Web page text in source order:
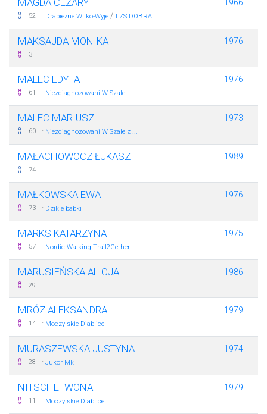
MAGDA CEZARY
52 · Drapieżne Wilko-Wyje / LZS DOBRA
1966
MAKSAJDA MONIKA
3
1976
MALEC EDYTA
61 · Niezdiagnozowani W Szale
1976
MALEC MARIUSZ
60 · Niezdiagnozowani W Szale z ...
1973
MAŁACHOWOCZ ŁUKASZ
74
1989
MAŁKOWSKA EWA
73 · Dzikie babki
1976
MARKS KATARZYNA
57 · Nordic Walking Trail2Gether
1975
MARUSIEŃSKA ALICJA
29
1986
MRÓZ ALEKSANDRA
14 · Moczylskie Diablice
1979
MURASZEWSKA JUSTYNA
28 · Jukor Mk
1974
NITSCHE IWONA
11 · Moczylskie Diablice
1979